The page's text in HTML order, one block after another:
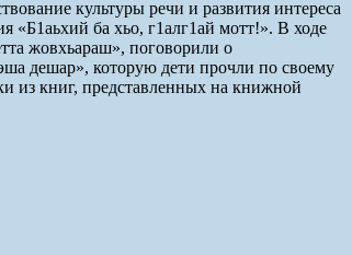
культуры речи и развития интереса
«Б1аьхий ба хьо, г1алг1ай мотт!». В ходе
жовхьараш», поговорили о
дешар», которую дети прочли по своему
из книг, представленных на книжной